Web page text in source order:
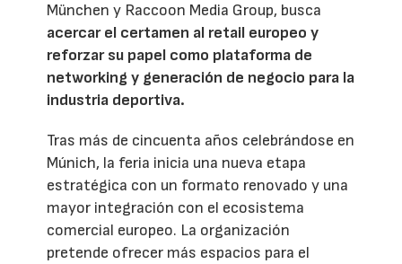
München y Raccoon Media Group, busca
acercar el certamen al retail europeo y
reforzar su papel como plataforma de
networking y generación de negocio para la
industria deportiva.
Tras más de cincuenta años celebrándose en
Múnich, la feria inicia una nueva etapa
estratégica con un formato renovado y una
mayor integración con el ecosistema
comercial europeo. La organización
pretende ofrecer más espacios para el